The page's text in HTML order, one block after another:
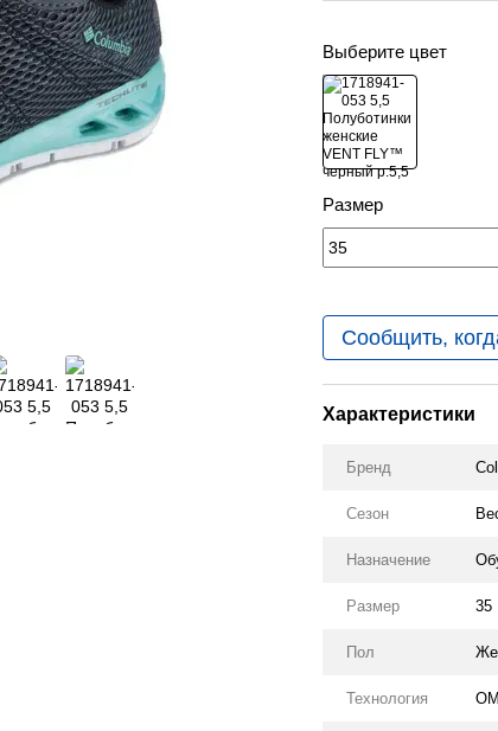
Выберите цвет
Размер
Сообщить,
Характеристики
Бренд
Сезон
Назначение
Размер 35
Пол
Технология